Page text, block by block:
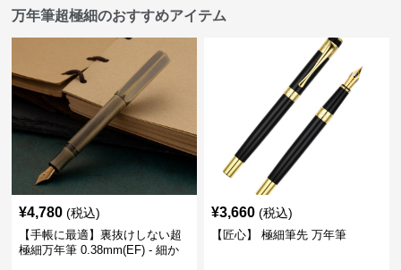
万年筆超極細のおすすめアイテム
¥4,780 (税込)
【手帳に最適】裏抜けしない超
極細万年筆 0.38mm(EF) - 細か
¥3,660 (税込)
【匠心】 極細筆先 万年筆